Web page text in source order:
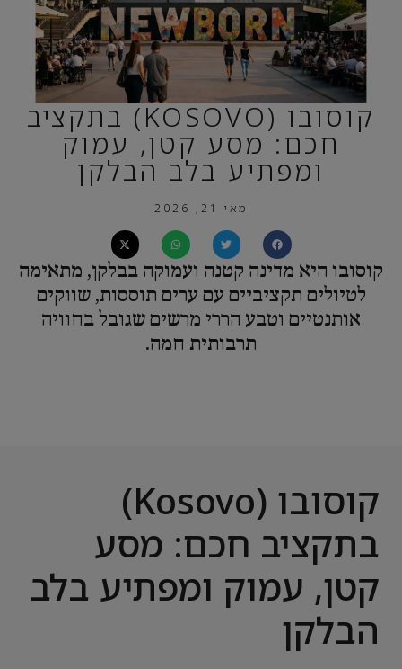
קוסובו (KOSOVO) בתקציב
חכם: מסע קטן, עמוק
ומפתיע בלב הבלקן
מאי 21, 2026
קוסובו היא מדינה קטנה ועמוקה בבלקן, מתאימה
לטיולים תקציביים עם ערים תוססות, שווקים
אותנטיים וטבע הררי מרשים שגובל בחוויה
תרבותית חמה.
קוסובו (Kosovo)
בתקציב חכם: מסע
קטן, עמוק ומפתיע בלב
הבלקן